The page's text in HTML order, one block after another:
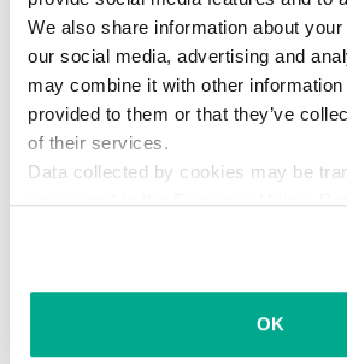
We also share information about
our social media, advertising and
may combine it with other information
provided to them or that they’ve
of their services.
Data collected by cookies may be
processed in the European Union.
OK
逆の発想からデジタルデトック
ます。スマートフォンをすべて
に置いていき、持っていくのは
のシンプルなデバイスだけにす
提案したのは、Light Phoneプロ
開発者たちです。このクレジッ
デバイス（Light Phone）には画
なに見つめても、これで時間を
す。